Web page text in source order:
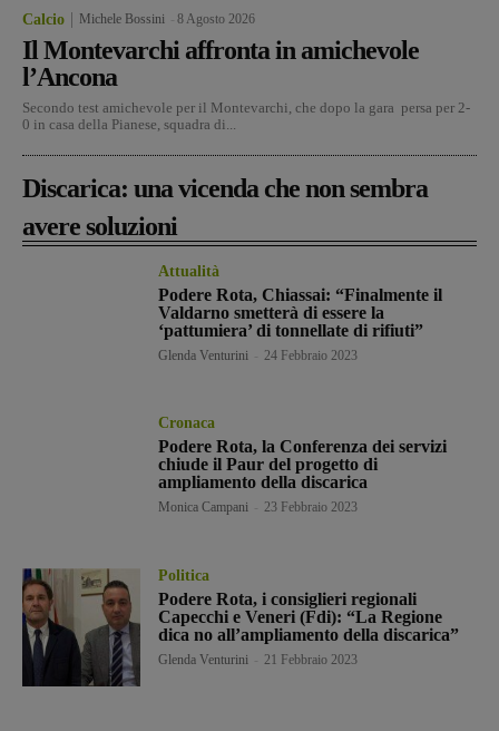
Calcio Michele Bossini 8 Agosto 2026
Il Montevarchi affronta in amichevole
l’Ancona
Secondo test amichevole per il Montevarchi, che dopo la gara persa per 2-
0 in casa della Pianese, squadra di...
Discarica: una vicenda che non sembra
avere soluzioni
Attualità
Podere Rota, Chiassai: “Finalmente il
Valdarno smetterà di essere la
‘pattumiera’ di tonnellate di rifiuti”
Glenda Venturini 24 Febbraio 2023
Cronaca
Podere Rota, la Conferenza dei servizi
chiude il Paur del progetto di
ampliamento della discarica
Monica Campani 23 Febbraio 2023
Politica
Podere Rota, i consiglieri regionali
Capecchi e Veneri (Fdi): “La Regione
dica no all’ampliamento della discarica”
Glenda Venturini 21 Febbraio 2023